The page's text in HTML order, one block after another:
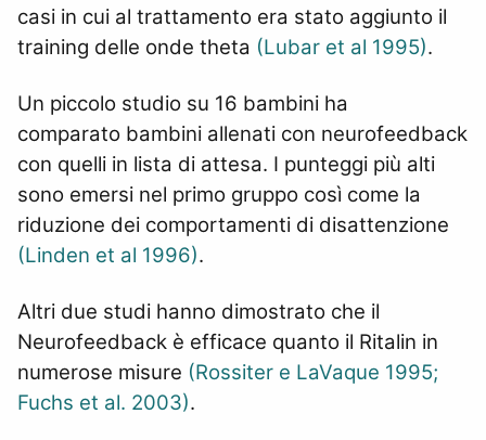
casi in cui al trattamento era stato aggiunto il
training delle onde theta (Lubar et al 1995).
Un piccolo studio su 16 bambini ha
comparato bambini allenati con neurofeedback
con quelli in lista di attesa. I punteggi più alti
sono emersi nel primo gruppo così come la
riduzione dei comportamenti di disattenzione
(Linden et al 1996).
Altri due studi hanno dimostrato che il
Neurofeedback è efficace quanto il Ritalin in
numerose misure (Rossiter e LaVaque 1995;
Fuchs et al. 2003).